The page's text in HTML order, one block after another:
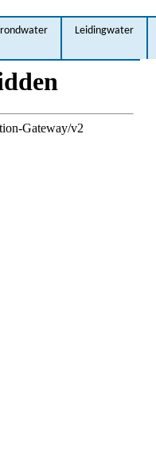
Leidingwater